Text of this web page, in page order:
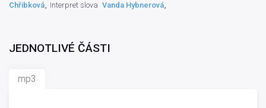
Chřibková
Interpret slova Vanda Hybnerová
JEDNOTLIVÉ ČÁSTI
mp3